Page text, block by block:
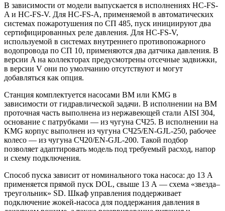
В зависимости от модели выпускается в исполнениях HC-FS-
A и HC-FS-V. Для HC-FS-A, применяемой в автоматических
системах пожаротушения по СП 485, пуск инициируют два
сертифицированных реле давления. Для HC-FS-V,
используемой в системах внутреннего противопожарного
водопровода по СП 10, применяются два датчика давления. В
версии A на коллекторах предусмотрены отсечные задвижки,
в версии V они по умолчанию отсутствуют и могут
добавляться как опция.
Станция комплектуется насосами BM или KMG в
зависимости от гидравлической задачи. В исполнении на BM
проточная часть выполнена из нержавеющей стали AISI 304,
основание с патрубками — из чугуна СЧ25. В исполнении на
KMG корпус выполнен из чугуна СЧ25/EN-GJL-250, рабочее
колесо — из чугуна СЧ20/EN-GJL-200. Такой подбор
позволяет адаптировать модель под требуемый расход, напор
и схему подключения.
Способ пуска зависит от номинального тока насоса: до 13 А
применяется прямой пуск DOL, свыше 13 А — схема «звезда–
треугольник» SD. Шкаф управления поддерживает
подключение жокей-насоса для поддержания давления в